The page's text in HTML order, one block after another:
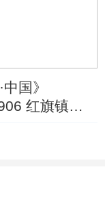
中国》
红旗镇的